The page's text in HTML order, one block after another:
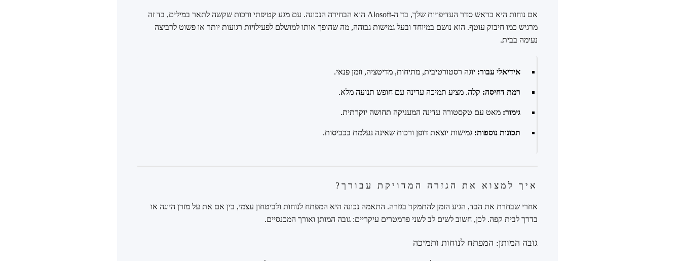
אם נוחות היא בראש סדר העדיפויות שלך, בד ה-Alosoft הוא הבחירה הנכונה. עם מגע קטיפתי ורכות שקשה לתאר במילים, בד זה
מרגיש כמו חיבוק עוטף. הוא נושם במיוחד ובעל גמישות גבוהה, מה שהופך אותו למושלם לפעילויות רגועות יותר או פשוט לרביצה
נעימה בבית.
אידיאלי עבור: יוגה רסטורטיבית, מתיחות, מדיטציה, וזמן פנאי.
רמת דחיסה: קלה. מציע תמיכה עדינה עם חופש תנועה מלא.
גימור: מאט עם טקסטורה עדינה המעניקה תחושה יוקרתית.
תכונות נוספות: גמישות יוצאת דופן ורכות שאינה נעלמת בכביסות.
איך למצוא את הגזרה המדויקת עבורך?
אחרי שבחרת את הבד, הגיע הזמן להתמקד בגזרה. התאמה נכונה היא המפתח לנוחות ולביטחון עצמי, בין אם את על מזרן היוגה או
בדרך לבית קפה. לכן, חשוב לשים לב לשני פרמטרים עיקריים: גובה המותן ואורך המכנסיים.
גובה המותן: המפתח לנוחות ותמיכה